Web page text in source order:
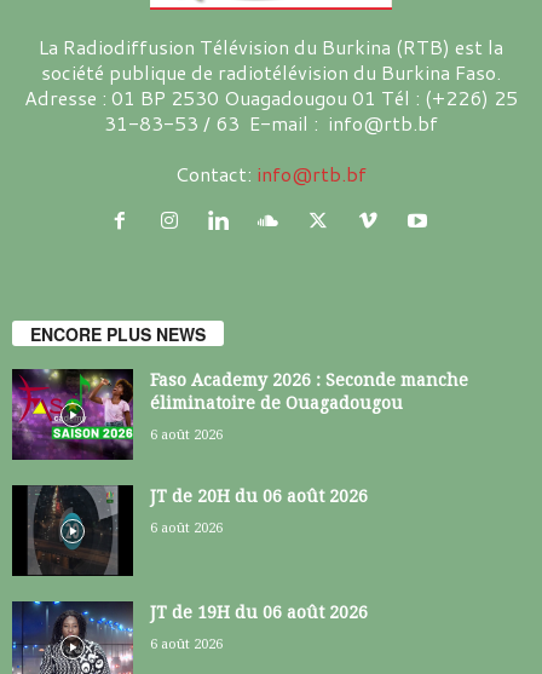
La Radiodiffusion Télévision du Burkina (RTB) est la
société publique de radiotélévision du Burkina Faso.
Adresse : 01 BP 2530 Ouagadougou 01 Tél : (+226) 25
31-83-53 / 63 E-mail : info@rtb.bf
Contact: info@rtb.bf
ENCORE PLUS NEWS
Faso Academy 2026 : Seconde manche
éliminatoire de Ouagadougou
6 août 2026
JT de 20H du 06 août 2026
6 août 2026
JT de 19H du 06 août 2026
6 août 2026